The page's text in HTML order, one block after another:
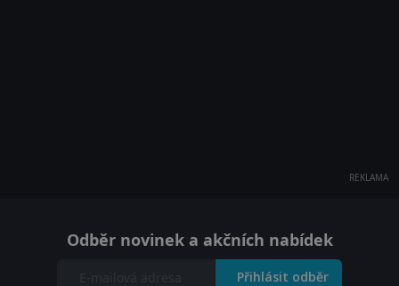
REKLAMA
Odběr novinek a akčních nabídek
Přihlásit odběr